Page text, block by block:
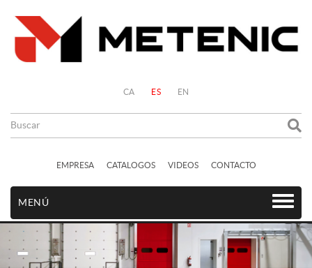
CA ES EN
EMPRESA CATALOGOS VIDEOS CONTACTO
MENÚ